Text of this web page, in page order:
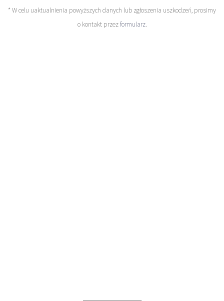
* W celu uaktualnienia powyższych danych lub zgłoszenia uszkodzeń, prosimy
o kontakt przezformularz.